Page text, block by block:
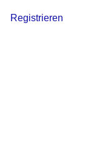
Registrieren